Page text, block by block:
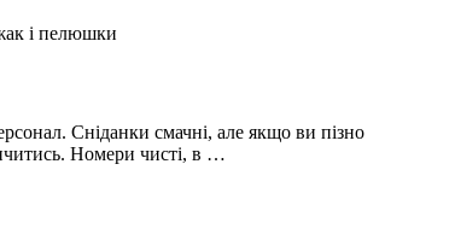
і пелюшки
Сніданки смачні, але якщо ви пізно
Номери чисті, в …